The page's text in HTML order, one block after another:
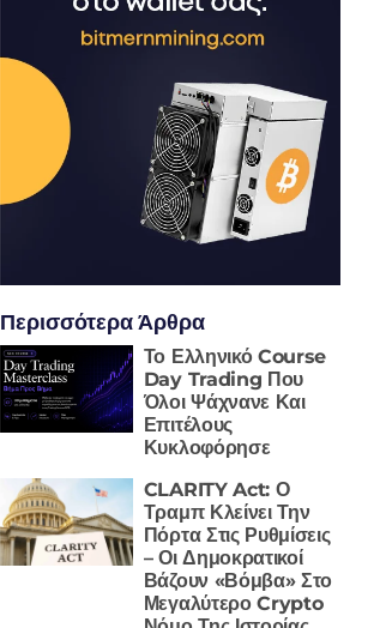
Περισσότερα Άρθρα
Το Ελληνικό Course
Day Trading Που
Όλοι Ψάχνανε Και
Επιτέλους
Κυκλοφόρησε
CLARITY Act: Ο
Τραμπ Κλείνει Την
Πόρτα Στις Ρυθμίσεις
– Οι Δημοκρατικοί
Βάζουν «Βόμβα» Στο
Μεγαλύτερο Crypto